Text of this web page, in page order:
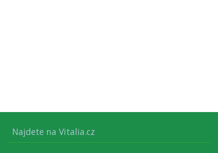
Najdete na Vitalia.cz